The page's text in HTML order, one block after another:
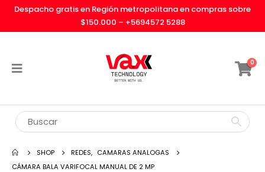
Despacho gratis en Región metropolitana en compras sobre
$150.000 – +5694572 5288
0
SHOP REDES, CAMARAS ANALOGAS
CÁMARA BALA VARIFOCAL MANUAL DE 2 MP